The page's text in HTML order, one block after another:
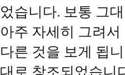
었습니다. 보통 그
아주 자세히 그려
다른 것을 보게 됩
대로 창조되었습니